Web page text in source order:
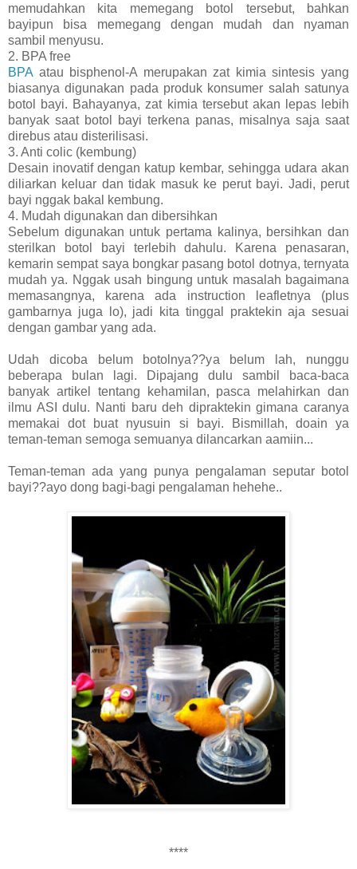
memudahkan kita memegang botol tersebut, bahkan
bayipun bisa memegang dengan mudah dan nyaman
sambil menyusu.
2. BPA free
BPA atau bisphenol-A merupakan zat kimia sintesis yang
biasanya digunakan pada produk konsumer salah satunya
botol bayi. Bahayanya, zat kimia tersebut akan lepas lebih
banyak saat botol bayi terkena panas, misalnya saja saat
direbus atau disterilisasi.
3. Anti colic (kembung)
Desain inovatif dengan katup kembar, sehingga udara akan
diliarkan keluar dan tidak masuk ke perut bayi. Jadi, perut
bayi nggak bakal kembung.
4. Mudah digunakan dan dibersihkan
Sebelum digunakan untuk pertama kalinya, bersihkan dan
sterilkan botol bayi terlebih dahulu. Karena penasaran,
kemarin sempat saya bongkar pasang botol dotnya, ternyata
mudah ya. Nggak usah bingung untuk masalah bagaimana
memasangnya, karena ada instruction leafletnya (plus
gambarnya juga lo), jadi kita tinggal praktekin aja sesuai
dengan gambar yang ada.
Udah dicoba belum botolnya??ya belum lah, nunggu
beberapa bulan lagi. Dipajang dulu sambil baca-baca
banyak artikel tentang kehamilan, pasca melahirkan dan
ilmu ASI dulu. Nanti baru deh dipraktekin gimana caranya
memakai dot buat nyusuin si bayi. Bismillah, doain ya
teman-teman semoga semuanya dilancarkan aamiin...
Teman-teman ada yang punya pengalaman seputar botol
bayi??ayo dong bagi-bagi pengalaman hehehe..
****